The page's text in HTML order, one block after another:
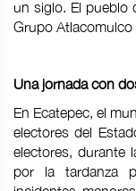
un siglo. El pueblo
Grupo Atlacomulco
Una jornada con
En Ecatepec, el
electores del
electores, durante
por la tardanza